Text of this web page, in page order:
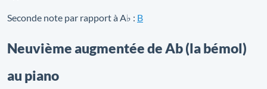
Seconde note par rapport à A♭ : B
Neuvième augmentée de Ab (la bémol)
au piano